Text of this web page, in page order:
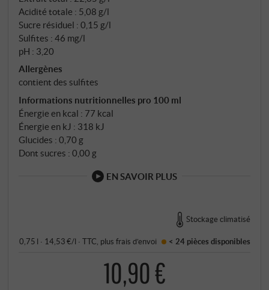
Acidité totale : 5,08 g/l
Sucre résiduel : 0,15 g/l
Sulfites : 46 mg/l
pH : 3,20
Allergènes
contient des sulfites
Informations nutritionnelles pro 100 ml
Énergie en kcal : 77 kcal
Énergie en kJ : 318 kJ
Glucides : 0,70 g
Dont sucres : 0,00 g
EN SAVOIR PLUS
Stockage climatisé
0,75 l · 14,53 €/l ·TTC , plusfrais d’envoi < 24 pièces disponibles
10,90 €